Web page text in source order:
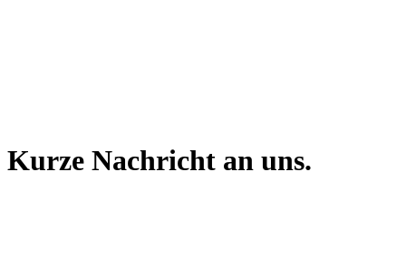
Kurze Nachricht an uns.